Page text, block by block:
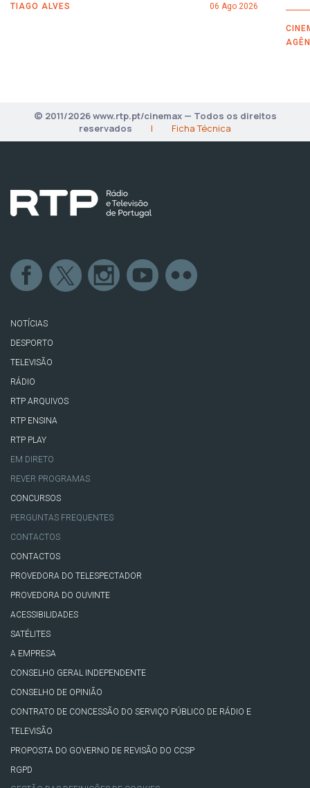
TIAGO ALVES 06 Ago 2026
© 2011/2026 www.rtp.pt/cinemax — Todos os direitos
reservados
| Ficha Técnica
NOTÍCIAS
DESPORTO
TELEVISÃO
RÁDIO
RTP ARQUIVOS
RTP ENSINA
RTP PLAY
EM DIRETO
REVER PROGRAMAS
CONCURSOS
PERGUNTAS FREQUENTES
CONTACTOS
CONTACTOS
PROVEDORA DO TELESPECTADOR
PROVEDORA DO OUVINTE
ACESSIBILIDADES
SATÉLITES
A EMPRESA
CONSELHO GERAL INDEPENDENTE
CONSELHO DE OPINIÃO
CONTRATO DE CONCESSÃO DO SERVIÇO PÚBLICO DE RÁDIO E
TELEVISÃO
PROPOSTA DO GOVERNO DE REVISÃO DO CCSP
RGPD